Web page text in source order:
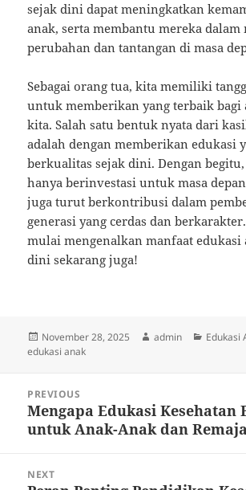
sejak dini dapat meningkatkan
anak, serta membantu mereka dalam
perubahan dan tantangan di masa
Sebagai orang tua, kita memiliki
untuk memberikan yang terbaik bagi
kita. Salah satu bentuk nyata dari
adalah dengan memberikan edukasi
berkualitas sejak dini. Dengan
hanya berinvestasi untuk masa
juga turut berkontribusi dalam
generasi yang cerdas dan
mulai mengenalkan manfaat edukasi
dini sekarang juga!
Posted
on
November 28, 2025 Author
admin Edukasi
edukasi anak
navigation
PREVIOUS
Previous
post:
Mengapa Edukasi Kesehatan
untuk Anak-Anak dan
NEXT